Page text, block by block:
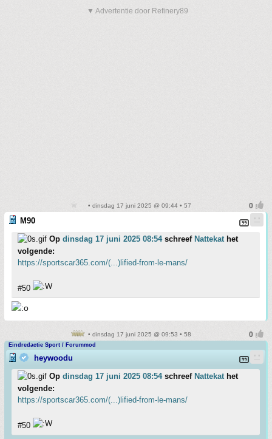
▼ Advertentie door Refinery89
• dinsdag 17 juni 2025 @ 09:44 • 57
M90
Op dinsdag 17 juni 2025 08:54schreef Nattekathet
volgende:
https://sportscar365.com/(...)lified-from-le-mans/
#50
• dinsdag 17 juni 2025 @ 09:53 • 58
Eindredactie Sport / Forummod
heywoodu
Op dinsdag 17 juni 2025 08:54schreef Nattekathet
volgende:
https://sportscar365.com/(...)lified-from-le-mans/
#50